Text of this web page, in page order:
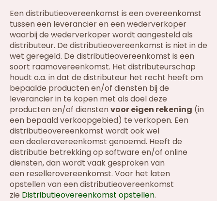
Een distributieovereenkomst is een overeenkomst
tussen een leverancier en een wederverkoper
waarbij de wederverkoper wordt aangesteld als
distributeur. De distributieovereenkomst is niet in de
wet geregeld. De distributieovereenkomst is een
soort raamovereenkomst. Het distributeurschap
houdt o.a. in dat de distributeur het recht heeft om
bepaalde producten en/of diensten bij de
leverancier in te kopen met als doel deze
producten en/of dienstenvoor eigen rekening (in
een bepaald verkoopgebied) te verkopen. Een
distributieovereenkomst wordt ook wel
een dealerovereenkomst genoemd. Heeft de
distributie betrekking op software en/of online
diensten, dan wordt vaak gesproken van
een resellerovereenkomst. Voor het laten
opstellen van een distributieovereenkomst
zie Distributieovereenkomst opstellen.